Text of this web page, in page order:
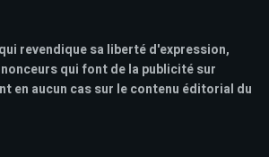
revendique sa liberté d'expression,
qui font de la publicité sur
en aucun cas sur le contenu éditorial du